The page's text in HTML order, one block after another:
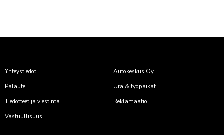
Yhteystiedot
Autokeskus Oy
Palaute
Ura & työpaikat
Tiedotteet ja viestintä
Reklamaatio
Vastuullisuus